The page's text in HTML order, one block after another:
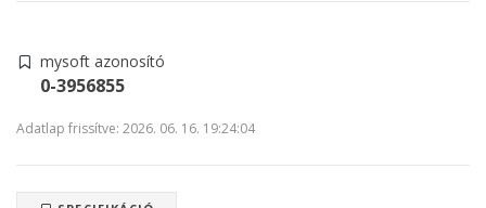
mysoft azonosító
0-3956855
Adatlap frissítve: 2026. 06. 16. 19:24:04